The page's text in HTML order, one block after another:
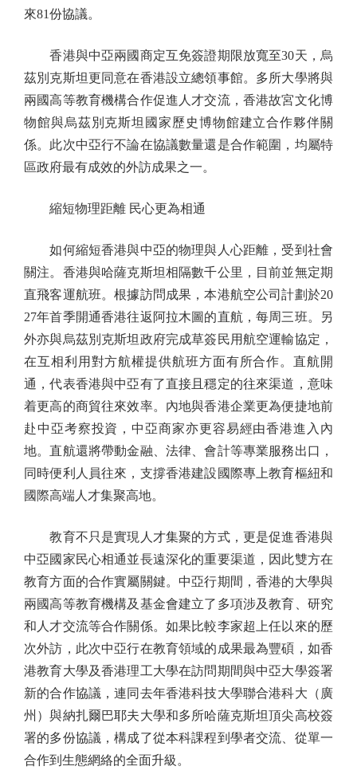
來81份協議。
香港與中亞兩國商定互免簽證期限放寬至30天，烏
茲別克斯坦更同意在香港設立總領事館。多所大學將與
兩國高等教育機構合作促進人才交流，香港故宮文化博
物館與烏茲別克斯坦國家歷史博物館建立合作夥伴關
係。此次中亞行不論在協議數量還是合作範圍，均屬特
區政府最有成效的外訪成果之一。
縮短物理距離 民心更為相通
如何縮短香港與中亞的物理與人心距離，受到社會
關注。香港與哈薩克斯坦相隔數千公里，目前並無定期
直飛客運航班。根據訪問成果，本港航空公司計劃於20
27年首季開通香港往返阿拉木圖的直航，每周三班。另
外亦與烏茲別克斯坦政府完成草簽民用航空運輸協定，
在互相利用對方航權提供航班方面有所合作。直航開
通，代表香港與中亞有了直接且穩定的往來渠道，意味
着更高的商貿往來效率。內地與香港企業更為便捷地前
赴中亞考察投資，中亞商家亦更容易經由香港進入內
地。直航還將帶動金融、法律、會計等專業服務出口，
同時便利人員往來，支撐香港建設國際專上教育樞紐和
國際高端人才集聚高地。
教育不只是實現人才集聚的方式，更是促進香港與
中亞國家民心相通並長遠深化的重要渠道，因此雙方在
教育方面的合作實屬關鍵。中亞行期間，香港的大學與
兩國高等教育機構及基金會建立了多項涉及教育、研究
和人才交流等合作關係。如果比較李家超上任以來的歷
次外訪，此次中亞行在教育領域的成果最為豐碩，如香
港教育大學及香港理工大學在訪問期間與中亞大學簽署
新的合作協議，連同去年香港科技大學聯合港科大（廣
州）與納扎爾巴耶夫大學和多所哈薩克斯坦頂尖高校簽
署的多份協議，構成了從本科課程到學者交流、從單一
合作到生態網絡的全面升級。